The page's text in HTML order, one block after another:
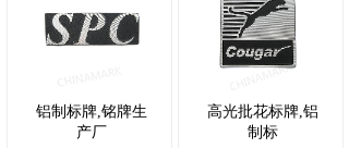
铝制标牌,铭牌生
产厂
高光批花标牌,铝
制标